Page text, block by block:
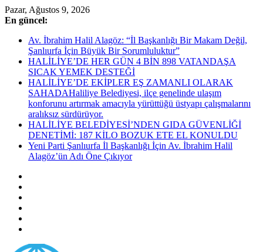
Skip
to
Pazar, Ağustos 9, 2026
En güncel:
Av. İbrahim Halil Alagöz: “İl Başkanlığı Bir Makam Değil,
Şanlıurfa İçin Büyük Bir Sorumluluktur”
HALİLİYE’DE HER GÜN 4 BİN 898 VATANDAŞA
SICAK YEMEK DESTEĞİ
HALİLİYE’DE EKİPLER EŞ ZAMANLI OLARAK
SAHADAHaliliye Belediyesi, ilçe genelinde ulaşım
konforunu artırmak amacıyla yürüttüğü üstyapı çalışmalarını
aralıksız sürdürüyor.
HALİLİYE BELEDİYESİ’NDEN GIDA GÜVENLİĞİ
DENETİMİ: 187 KİLO BOZUK ETE EL KONULDU
Yeni Parti Şanlıurfa İl Başkanlığı İçin Av. İbrahim Halil
Alagöz’ün Adı Öne Çıkıyor